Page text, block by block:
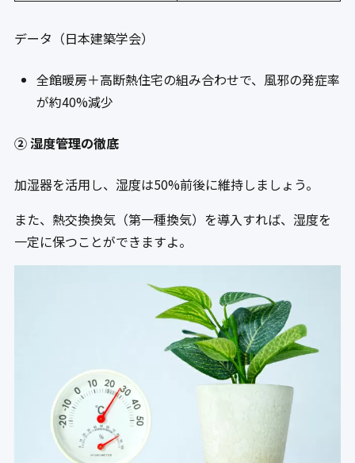
データ（日本建築学会）
全館暖房＋高断熱住宅の組み合わせで、風邪の発症率
が約40%減少
② 湿度管理の徹底
加湿器を活用し、湿度は50%前後に維持しましょう。
また、熱交換換気（第一種換気）を導入すれば、湿度を
一定に保つことができますよ。